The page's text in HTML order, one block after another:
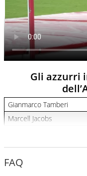
Gli azzurri
Gianmarco Tamberi
Marcell Jacobs
Lorenzo Simonelli
Filippo Tortu
FAQ